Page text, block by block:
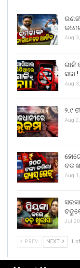
Aug
ଗାଳି
ସଜା !
Aug
୨.୯
Aug
ବଡ
Aug
Jul
PREV NEXT 1